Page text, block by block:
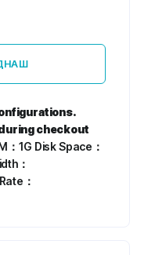
checkout
：1G Disk Space：
：
：